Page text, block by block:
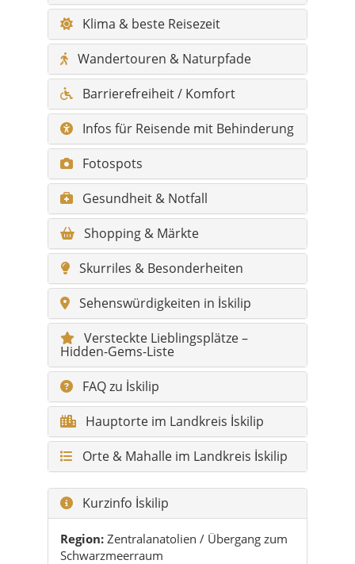
Barrierefreiheit / Komfort
Infos für Reisende mit Behinderung
Fotospots
Gesundheit & Notfall
Shopping & Märkte
Skurriles & Besonderheiten
Sehenswürdigkeiten in İskilip
Versteckte Lieblingsplätze –
Hidden-Gems-Liste
FAQ zu İskilip
Hauptorte im Landkreis İskilip
Orte & Mahalle im Landkreis İskilip
Kurzinfo İskilip
Region:Zentralanatolien / Übergang zum
Schwarzmeerraum
Provinz:Çorum
Höhenlage:ca. 750 m, umgeben von
Hügeln und Felswänden
Charakter:Ländlicher Landkreis mit Burg,
Dörfern und ruhiger Atmosphäre